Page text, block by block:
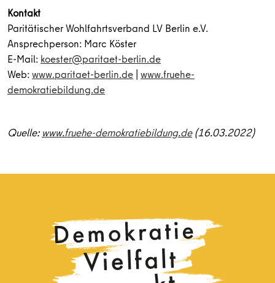
Kontakt
Paritätischer Wohlfahrtsverband LV Berlin e.V.
Ansprechperson: Marc Köster
E-Mail: koester@paritaet-berlin.de
Web:www.paritaet-berlin.de | www.fruehe-
demokratiebildung.de
Quelle: www.fruehe-demokratiebildung.de(16.03.2022)